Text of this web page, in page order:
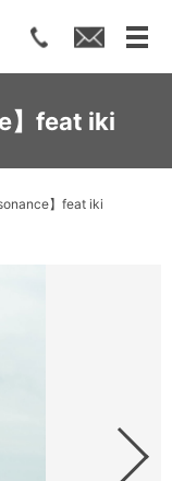
メ
】feat iki
】feat iki